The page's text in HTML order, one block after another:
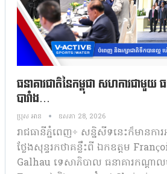
ធនាគារជាតិនៃកម្ពុជា សហការជាមួយ
បារាំង…
ប្រុស អាន ឧសភា 28, 2026
រាជធានីភ្នំពេញ÷ សន្និសីទនេះក៏មានក
ថ្លែងសុន្ទរកថាគន្លឹះពី ឯកឧត្តម
Galhau ទេសាភិបាល ធនាគារកណ្តាល